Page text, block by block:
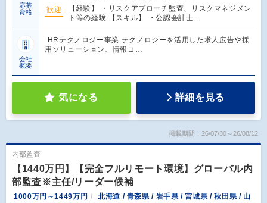
応募
資格
歓迎
【経験】 ・リスクアプローチ監査、リスクマネジメン
ト等の経験 【スキル】 ・公認会計士…
会社
概要
-HRテクノロジー事業 テクノロジーを活用した求人広告や採
用ソリューション、情報コ…
気になる 詳細を見る
掲載期間：26/07/30～26/08/12
内部監査
【1440万円】【完全フルリモート環境】グローバル内
部監査※主任/リーダー候補
1000万円～1449万円
北海道 / 青森県 / 岩手県 / 宮城県 / 秋田県 / 山